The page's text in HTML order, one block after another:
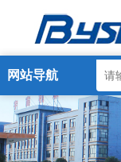
网站导航